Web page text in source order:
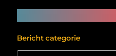
Bericht categorie